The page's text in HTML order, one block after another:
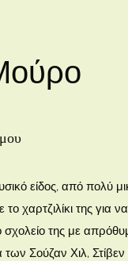
είδος, από πολύ
χαρτζιλίκι της για
της με
Σούζαν Χιλ,